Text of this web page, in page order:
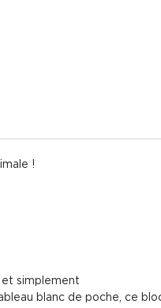
!
simplement
blanc de poche, ce